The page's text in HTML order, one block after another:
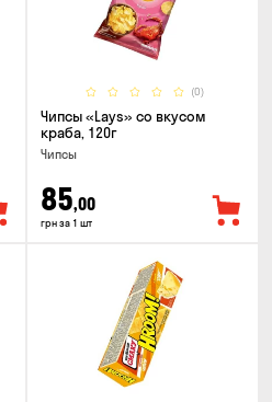
(0)
Чипсы «Lays» со вкусом
краба, 120г
Чипсы
85,00
грн за 1 шт